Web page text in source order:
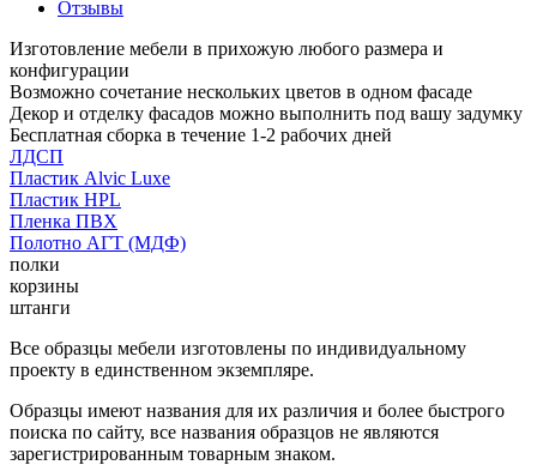
Отзывы
Изготовление мебели в прихожую любого размера и
конфигурации
Возможно сочетание нескольких цветов в одном фасаде
Декор и отделку фасадов можно выполнить под вашу задумку
Бесплатная сборка в течение 1-2 рабочих дней
ЛДСП
Пластик Alvic Luxe
Пластик HPL
Пленка ПВХ
Полотно АГТ (МДФ)
полки
корзины
штанги
Все образцы мебели изготовлены по индивидуальному
проекту в единственном экземпляре.
Образцы имеют названия для их различия и более быстрого
поиска по сайту, все названия образцов не являются
зарегистрированным товарным знаком.